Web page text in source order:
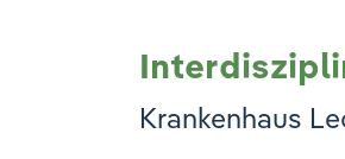
Krankenhaus